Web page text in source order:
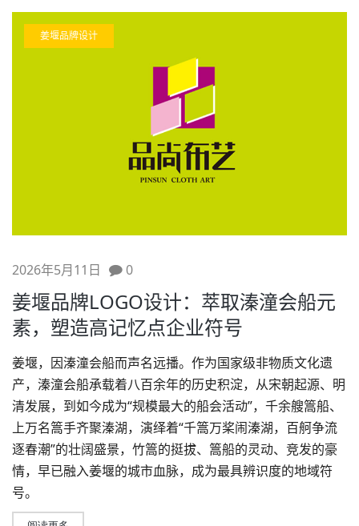
姜堰品牌设计
2026年5月11日 0
姜堰品牌LOGO设计：萃取溱潼会船元
素，塑造高记忆点企业符号
姜堰，因溱潼会船而声名远播。作为国家级非物质文化遗
产，溱潼会船承载着八百余年的历史积淀，从宋朝起源、明
清发展，到如今成为“规模最大的船会活动”，千余艘篙船、
上万名篙手齐聚溱湖，演绎着“千篙万桨闹溱湖，百舸争流
逐春潮”的壮阔盛景，竹篙的挺拔、篙船的灵动、竞发的豪
情，早已融入姜堰的城市血脉，成为最具辨识度的地域符
号。